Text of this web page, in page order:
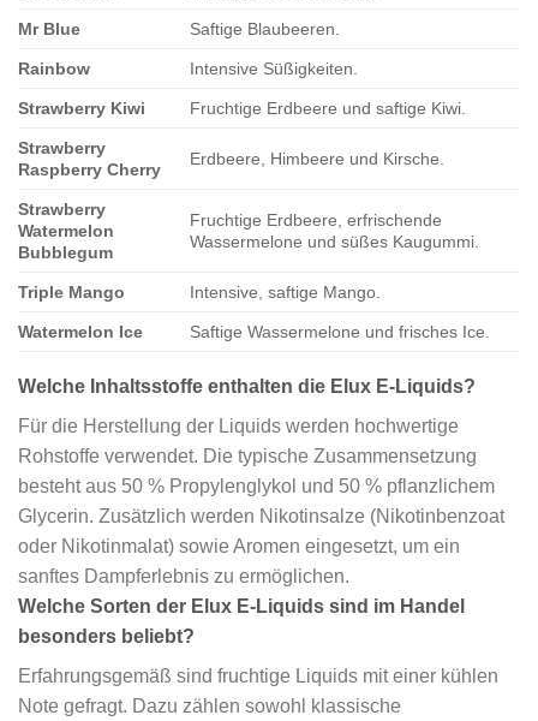
Mr Blue Saftige Blaubeeren.
Rainbow Intensive Süßigkeiten.
Strawberry Kiwi Fruchtige Erdbeere und saftige Kiwi.
Strawberry
Raspberry Cherry
Erdbeere, Himbeere und Kirsche.
Strawberry
Watermelon
Bubblegum
Fruchtige Erdbeere, erfrischende
Wassermelone und süßes Kaugummi.
Triple Mango Intensive, saftige Mango.
Watermelon Ice Saftige Wassermelone und frisches Ice.
Welche Inhaltsstoffe enthalten die Elux E-Liquids?
Für die Herstellung der Liquids werden hochwertige
Rohstoffe verwendet. Die typische Zusammensetzung
besteht aus 50 % Propylenglykol und 50 % pflanzlichem
Glycerin. Zusätzlich werden Nikotinsalze (Nikotinbenzoat
oder Nikotinmalat) sowie Aromen eingesetzt, um ein
sanftes Dampferlebnis zu ermöglichen.
Welche Sorten der Elux E-Liquids sind im Handel
besonders beliebt?
Erfahrungsgemäß sind fruchtige Liquids mit einer kühlen
Note gefragt. Dazu zählen sowohl klassische